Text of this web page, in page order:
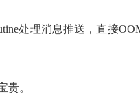
处理消息推送，直接
贵。